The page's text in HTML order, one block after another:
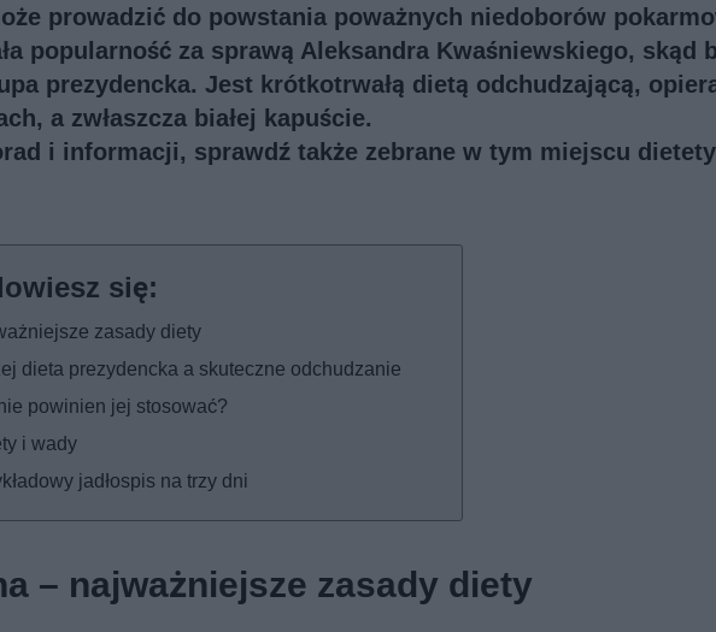
prowadzić do powstania poważnych niedoborów
popularność za sprawą Aleksandra Kwaśniewskiego, skąd
prezydencka. Jest krótkotrwałą dietą odchudzającą,
a zwłaszcza białej kapuście.
i informacji, sprawdź także zebrane w tym miejscu
zasady diety
dieta prezydencka a skuteczne odchudzanie
powinien jej stosować?
i wady
jadłospis na trzy dni
– najważniejsze zasady diety